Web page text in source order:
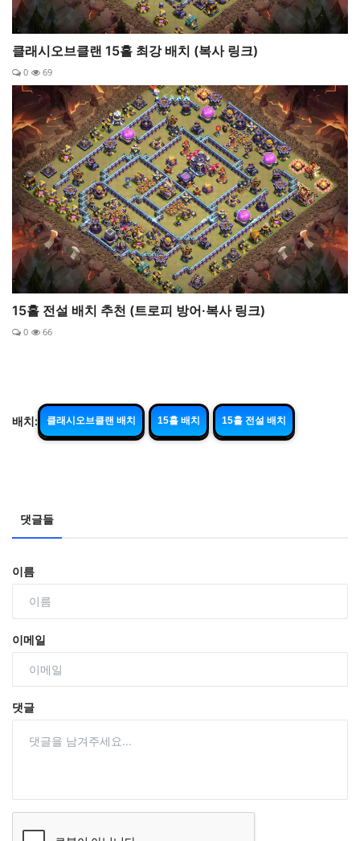
클래시오브클랜 15홀 최강 배치 (복사 링크)
0 69
15홀 전설 배치 추천 (트로피 방어·복사 링크)
0 66
배치: 클래시오브클랜 배치 15홀 배치 15홀 전설 배치
댓글들
이름
이메일
댓글